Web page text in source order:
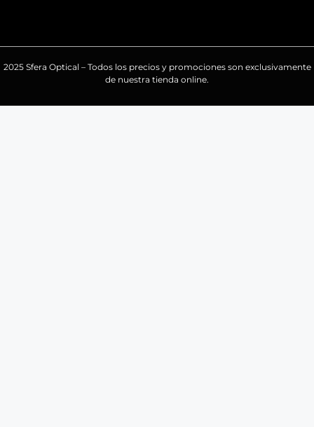
2025 Sfera Optical – Todos los precios y promociones son exclusivamente
de nuestra tienda online.